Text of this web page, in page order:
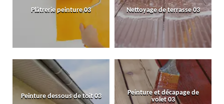
Plâtrerie peinture 03 Nettoyage de terrasse 03
Peinture dessous de toit 03
Peinture et décapage de
volet 03